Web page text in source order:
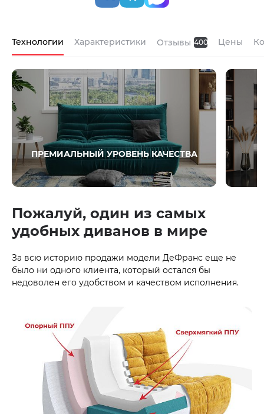
Технологии Характеристики Отзывы 400 Цены
ПРЕМИАЛЬНЫЙ УРОВЕНЬ КАЧЕСТВА
Пожалуй, один из самых
удобных диванов в мире
За всю историю продажи модели ДеФранс еще не
было ни одного клиента, который остался бы
недоволен его удобством и качеством исполнения.